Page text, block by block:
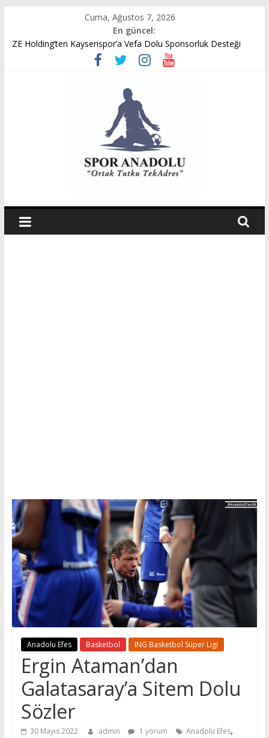
content
Cuma, Ağustos 7, 2026
En güncel:
ZE Holding’ten Kayserispor’a Vefa Dolu Sponsorluk Desteği
Avukat Emir Akpınar’ın Benveri Kitabı Ön Satışa Çıktı
GÜMÜŞORDU GENÇ FK U14 TÜRKİYE ŞAMPİYONASINDA
Ziya Eren Kayserispor’a Uğurlu Geldi
Spor Dünyasında Yeni Dönem Başlıyor: Zkor!
Spor
Anadolu
Anadolu Efes Basketbol ING Basketbol Süper Ligi
Ergin Ataman’dan
Galatasaray’a Sitem Dolu
Sözler
30 Mayıs 2022 admin 1 yorum Anadolu Efes,